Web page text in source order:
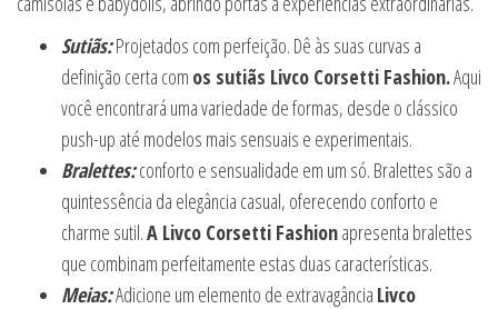
Sutiãs:Projetados com perfeição. Dê às suas curvas a
definição certa com os sutiãs Livco Corsetti Fashion.Aqui
você encontrará uma variedade de formas, desde o clássico
push-up até modelos mais sensuais e experimentais.
Bralettes:conforto e sensualidade em um só. Bralettes são a
quintessência da elegância casual, oferecendo conforto e
charme sutil.A Livco Corsetti Fashionapresenta bralettes
que combinam perfeitamente estas duas características.
Meias:Adicione um elemento de extravagância Livco